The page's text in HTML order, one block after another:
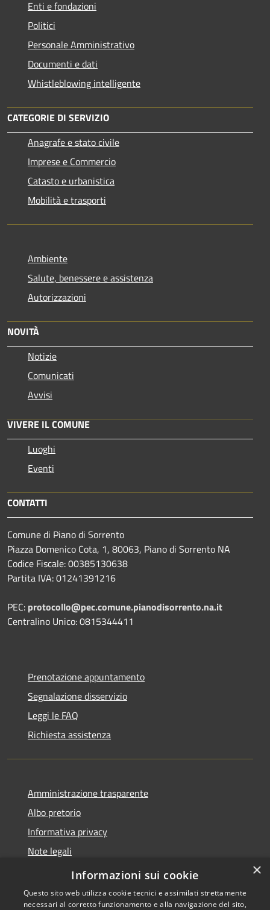
Enti e fondazioni
Politici
Personale Amministrativo
Documenti e dati
Whistleblowing intelligente
CATEGORIE DI SERVIZIO
Anagrafe e stato civile
Imprese e Commercio
Catasto e urbanistica
Mobilità e trasporti
Ambiente
Salute, benessere e assistenza
Autorizzazioni
NOVITÀ
Notizie
Comunicati
Avvisi
VIVERE IL COMUNE
Luoghi
Eventi
CONTATTI
Comune di Piano di Sorrento
Piazza Domenico Cota, 1, 80063, Piano di Sorrento NA
Codice Fiscale: 00385130638
Partita IVA: 01241391216
PEC: protocollo@pec.comune.pianodisorrento.na.it
Centralino Unico: 0815344411
Prenotazione appuntamento
Segnalazione disservizio
Leggi le FAQ
Richiesta assistenza
Amministrazione trasparente
Albo pretorio
Informativa privacy
Note legali
Dichiarazione di accessibilità
×
Informazioni sui cookie
Questo sito web utilizza cookie tecnici e assimilati strettamente
necessari al corretto funzionamento e alla navigazione del sito,